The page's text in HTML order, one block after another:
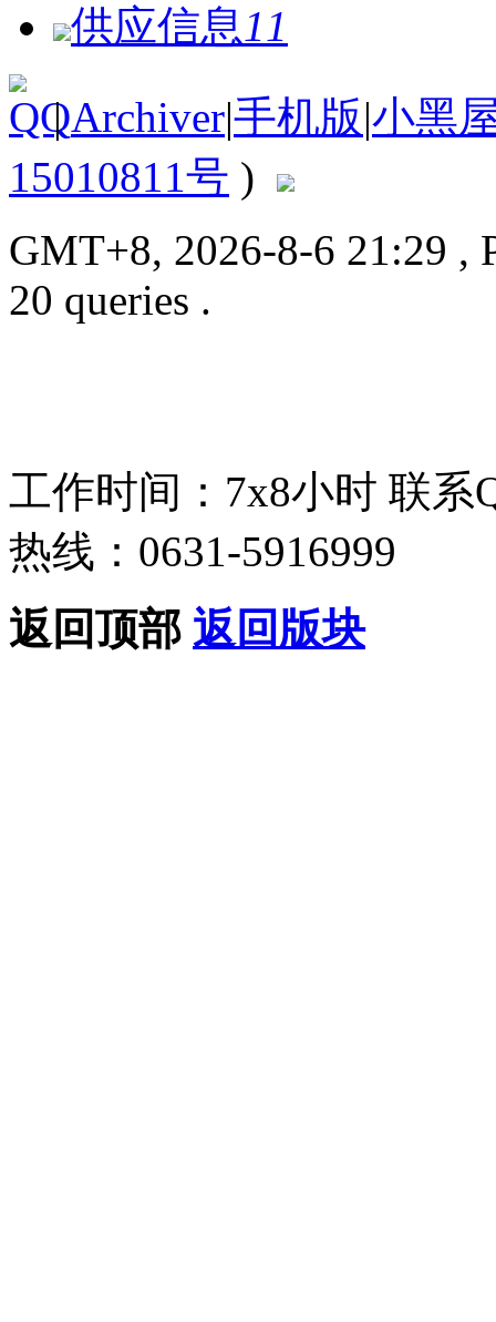
供应信息 11
| Archiver|手机版|小黑
15010811号 )
GMT+8, 2026-8-6 21:29 ,
20 queries .
工作时间：7x8小时 联系
热线：0631-5916999
返回顶部 返回版块